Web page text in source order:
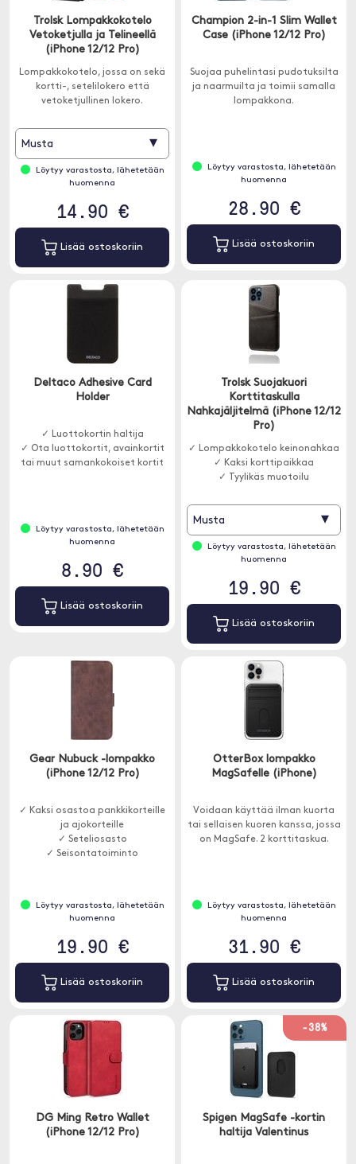
Trolsk Lompakkokotelo
Vetoketjulla ja Telineellä
(iPhone 12/12 Pro)
Lompakkokotelo, jossa on sekä
kortti-, setelilokero että
vetoketjullinen lokero.
Musta ▾
Löytyy varastosta, lähetetään
huomenna
14.90 €
Lisää ostoskoriin
Champion 2-in-1 Slim Wallet
Case (iPhone 12/12 Pro)
Suojaa puhelintasi pudotuksilta
ja naarmuilta ja toimii samalla
lompakkona.
Löytyy varastosta, lähetetään
huomenna
28.90 €
Lisää ostoskoriin
Deltaco Adhesive Card
Holder
✓ Luottokortin haltija
✓ Ota luottokortit, avainkortit
tai muut samankokoiset kortit
Löytyy varastosta, lähetetään
huomenna
8.90 €
Lisää ostoskoriin
Trolsk Suojakuori
Korttitaskulla
Nahkajäljitelmä (iPhone 12/12
Pro)
✓ Lompakkokotelo keinonahkaa
✓ Kaksi korttipaikkaa
✓ Tyylikäs muotoilu
Musta ▾
Löytyy varastosta, lähetetään
huomenna
19.90 €
Lisää ostoskoriin
Gear Nubuck -lompakko
(iPhone 12/12 Pro)
✓ Kaksi osastoa pankkikorteille
ja ajokorteille
✓ Seteliosasto
✓ Seisontatoiminto
Löytyy varastosta, lähetetään
huomenna
19.90 €
Lisää ostoskoriin
OtterBox lompakko
MagSafelle (iPhone)
Voidaan käyttää ilman kuorta
tai sellaisen kuoren kanssa, jossa
on MagSafe. 2 korttitaskua.
Löytyy varastosta, lähetetään
huomenna
31.90 €
Lisää ostoskoriin
DG Ming Retro Wallet
(iPhone 12/12 Pro)
-38%
Spigen MagSafe -kortin
haltija Valentinus